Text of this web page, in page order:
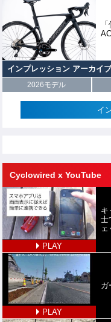
インプレッション アーカイ
2026モデル
イ
Cyclowired x YouTube
PLAY
キ
士
ェ
PLAY
ガ